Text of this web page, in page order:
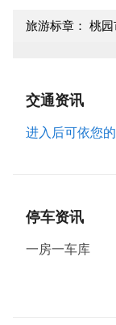
旅游标章： 桃
交通资讯
进入后可依您
停车资讯
一房一车库